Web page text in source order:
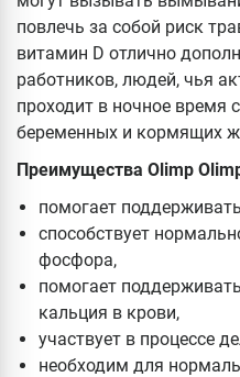
повлечь за собой риск
витамин D отлично
работников, людей, чья
проходит в ночное время
беременных и кормящих
Преимущества Olimp
помогает
способствует
фосфора,
помогает
кальция в крови,
участвует в процессе
необходим для